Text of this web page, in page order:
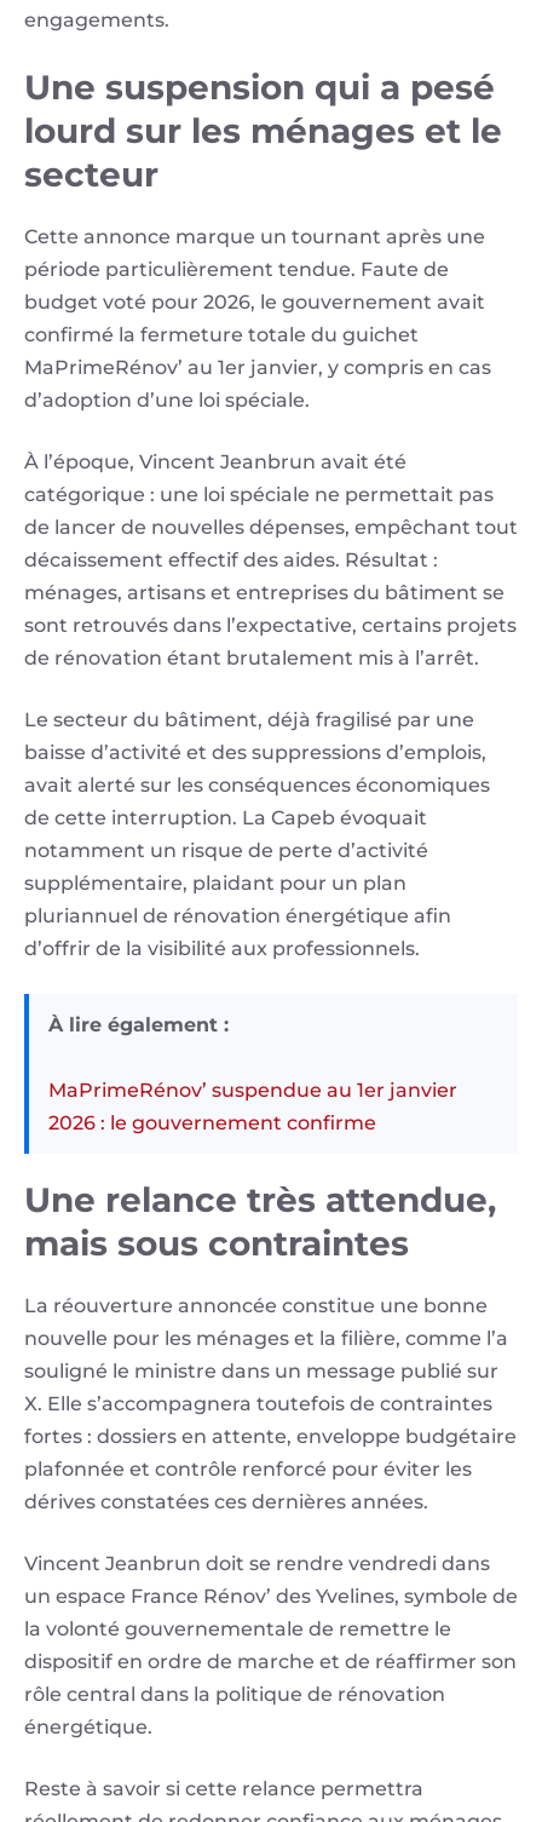
engagements.
Une suspension qui a pesé
lourd sur les ménages et le
secteur
Cette annonce marque un tournant après une
période particulièrement tendue. Faute de
budget voté pour 2026, le gouvernement avait
confirmé la fermeture totale du guichet
MaPrimeRénov’ au 1er janvier, y compris en cas
d’adoption d’une loi spéciale.
À l’époque, Vincent Jeanbrun avait été
catégorique : une loi spéciale ne permettait pas
de lancer de nouvelles dépenses, empêchant tout
décaissement effectif des aides. Résultat :
ménages, artisans et entreprises du bâtiment se
sont retrouvés dans l’expectative, certains projets
de rénovation étant brutalement mis à l’arrêt.
Le secteur du bâtiment, déjà fragilisé par une
baisse d’activité et des suppressions d’emplois,
avait alerté sur les conséquences économiques
de cette interruption. La Capeb évoquait
notamment un risque de perte d’activité
supplémentaire, plaidant pour un plan
pluriannuel de rénovation énergétique afin
d’offrir de la visibilité aux professionnels.
À lire également :
MaPrimeRénov’ suspendue au 1er janvier
2026 : le gouvernement confirme
Une relance très attendue,
mais sous contraintes
La réouverture annoncée constitue une bonne
nouvelle pour les ménages et la filière, comme l’a
souligné le ministre dans un message publié sur
X. Elle s’accompagnera toutefois de contraintes
fortes : dossiers en attente, enveloppe budgétaire
plafonnée et contrôle renforcé pour éviter les
dérives constatées ces dernières années.
Vincent Jeanbrun doit se rendre vendredi dans
un espace France Rénov’ des Yvelines, symbole de
la volonté gouvernementale de remettre le
dispositif en ordre de marche et de réaffirmer son
rôle central dans la politique de rénovation
énergétique.
Reste à savoir si cette relance permettra